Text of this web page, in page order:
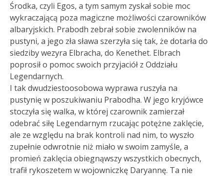
Środka, czyli Egos, a tym samym zyskał sobie moc
wykraczającą poza magiczne możliwości czarowników
albaryjskich. Prabodh zebrał sobie zwolenników na
pustyni, a jego zła sława szerzyła się tak, że dotarła do
siedziby wezyra Elbracha, do Kenethet. Elbrach
poprosił o pomoc swoich przyjaciół z Oddziału
Legendarnych.
I tak dwudziestoosobowa wyprawa ruszyła na
pustynię w poszukiwaniu Prabodha. W jego kryjówce
stoczyła się walka, w której czarownik zamierzał
odebrać siłę Legendarnym rzucając potężne zaklęcie,
ale ze względu na brak kontroli nad nim, to wyszło
zupełnie odwrotnie niż miało w swoim zamyśle, a
promień zaklęcia obiegnąwszy wszystkich obecnych,
trafił rykoszetem w wojowniczkę Daryannę. Ta nie